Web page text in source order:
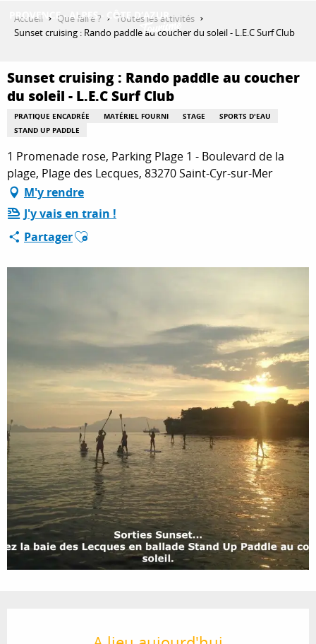
QUE FAIRE ?
SÉJOURNER
ESPACE PRO
Accueil Que faire ?
Toutes les activités
Sunset cruising : Rando paddle au coucher du soleil - L.E.C Surf Club
Sunset cruising : Rando paddle au coucher
du soleil - L.E.C Surf Club
PRATIQUE ENCADRÉE MATÉRIEL FOURNI STAGE
SPORTS D'EAU
STAND UP PADDLE
1 Promenade rose, Parking Plage 1 - Boulevard de la
plage, Plage des Lecques, 83270 Saint-Cyr-sur-Mer
M'y rendre
J'y vais en train !
PartagerAjouter aux favoris